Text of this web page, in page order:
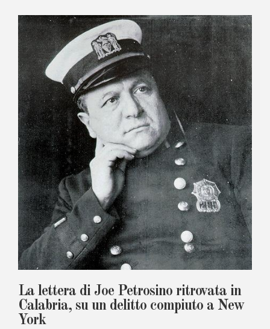
La lettera di Joe Petrosino ritrovata in
Calabria, su un delitto compiuto a New
York